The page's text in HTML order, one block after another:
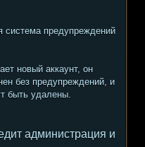
система предупреждений
новый аккаунт, он
без предупреждений, и
быть удалены.
администрация и